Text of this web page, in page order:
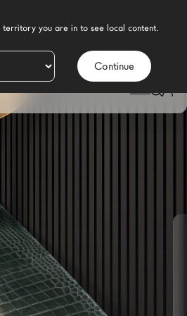
Continue
DA PRANZO MODERNA
CONSOLLE